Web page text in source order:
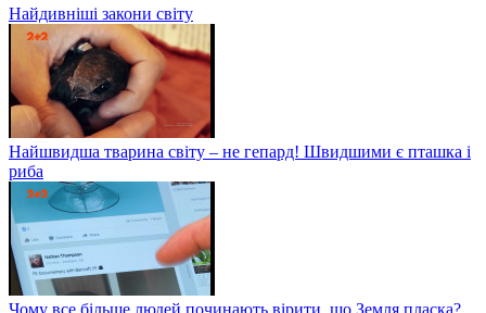
Найдивніші закони світу
Найшвидша тварина світу – не гепард! Швидшими є пташка і
риба
Чому все більше людей починають вірити, що Земля пласка?